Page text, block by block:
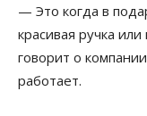
— Это когда в
красивая ручка
говорит о
работает.